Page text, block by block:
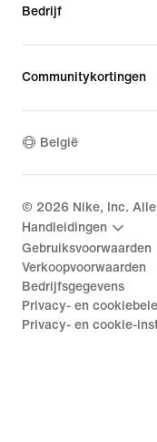
Bedrijf
Communitykortingen
België
© 2026 Nike, Inc.
Handleidingen
Gebruiksvoorwaarden
Verkoopvoorwaarden
Bedrijfsgegevens
Privacy- en
Privacy- en cookie-